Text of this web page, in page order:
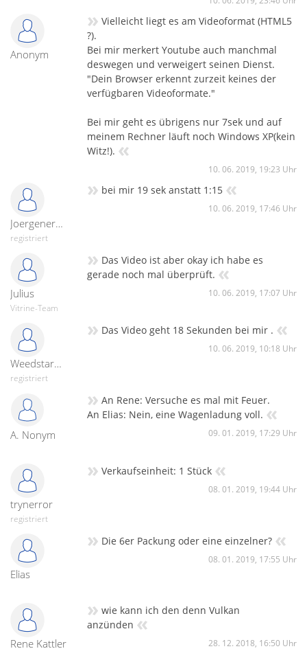
Anonym
» Vielleicht liegt es am Videoformat (HTML5
?).
Bei mir merkert Youtube auch manchmal
deswegen und verweigert seinen Dienst.
"Dein Browser erkennt zurzeit keines der
verfügbaren Videoformate."
Bei mir geht es übrigens nur 7sek und auf
meinem Rechner läuft noch Windows XP(kein
Witz!). «
10. 06. 2019, 19:23 Uhr
Joergenergie-22576
registriert
» bei mir 19 sek anstatt 1:15 «
10. 06. 2019, 17:46 Uhr
Julius
Vitrine-Team
» Das Video ist aber okay ich habe es
gerade noch mal überprüft. «
10. 06. 2019, 17:07 Uhr
Weedstar1896
registriert
» Das Video geht 18 Sekunden bei mir . «
10. 06. 2019, 10:18 Uhr
A. Nonym
» An Rene: Versuche es mal mit Feuer.
An Elias: Nein, eine Wagenladung voll. «
09. 01. 2019, 17:29 Uhr
trynerror
registriert
» Verkaufseinheit: 1 Stück «
08. 01. 2019, 19:44 Uhr
Elias
» Die 6er Packung oder eine einzelner? «
08. 01. 2019, 17:55 Uhr
Rene Kattler
» wie kann ich den denn Vulkan
anzünden «
28. 12. 2018, 16:50 Uhr